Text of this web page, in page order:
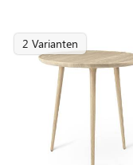
2 Varianten